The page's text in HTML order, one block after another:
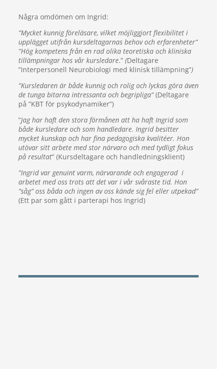
Några omdömen om Ingrid:
”Mycket kunnig föreläsare, vilket möjliggjort flexibilitet i
upplägget utifrån kursdeltagarnas behov och erfarenheter”
”Hög kompetens från en rad olika teoretiska och kliniska
tillämpningar hos vår kursledare.” (Deltagare
”Interpersonell Neurobiologi med klinisk tillämpning”)
”Kursledaren är både kunnig och rolig och lyckas göra även
de tunga bitarna intressanta och begripliga”(Deltagare
på ”KBT för psykodynamiker”)
”Jag har haft den stora förmånen att ha haft Ingrid som
både kursledare och som handledare. Ingrid besitter
mycket kunskap och har fina pedagogiska kvalitéer. Hon
utövar sitt arbete med stor närvaro och med tydligt fokus
på resultat” (Kursdeltagare och handledningsklient)
”Ingrid var genuint varm, närvarande och engagerad i
arbetet med oss trots att det var i vår svåraste tid. Hon
”såg” oss båda och ingen av oss kände sig fel eller utpekad”
(Ett par som gått i parterapi hos Ingrid)